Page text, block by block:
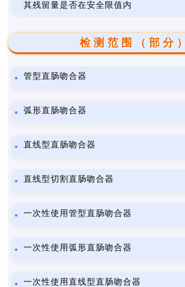
其残留量是否在安全限值内
检测范围（部分）
管型直肠吻合器
弧形直肠吻合器
直线型直肠吻合器
直线型切割直肠吻合器
一次性使用管型直肠吻合器
一次性使用弧形直肠吻合器
一次性使用直线型直肠吻合器